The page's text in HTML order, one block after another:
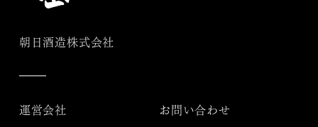
朝日酒造株式会社
運営会社 お問い合わせ